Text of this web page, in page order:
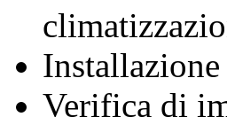
Verifica di